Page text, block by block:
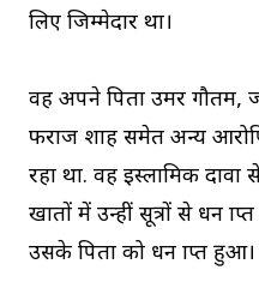
लिए जिम्मेदार था।
वह अपने पिता उमर
फराज शाह समेत अन्य
रहा था. वह इस्लामिक
खातों में उन्हीं सूत्रों से धन
उसके पिता को धन प्राप्त हुआ।